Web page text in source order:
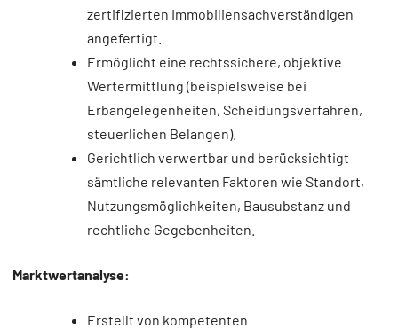
zertifizierten Immobiliensachverständigen
angefertigt.
Ermöglicht eine rechtssichere, objektive
Wertermittlung (beispielsweise bei
Erbangelegenheiten, Scheidungsverfahren,
steuerlichen Belangen).
Gerichtlich verwertbar und berücksichtigt
sämtliche relevanten Faktoren wie Standort,
Nutzungsmöglichkeiten, Bausubstanz und
rechtliche Gegebenheiten.
Marktwertanalyse:
Erstellt von kompetenten